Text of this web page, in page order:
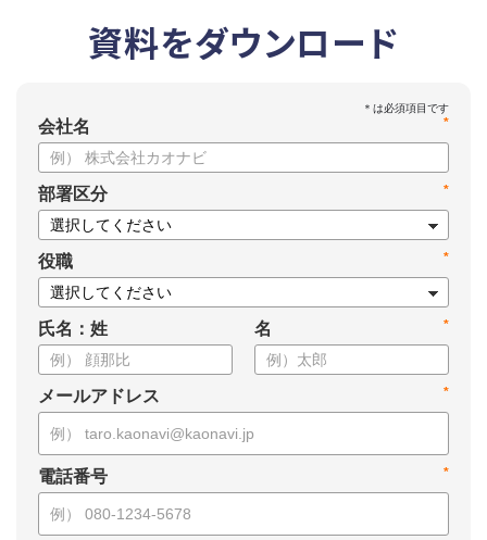
資料をダウンロード
*
会社名
*
部署区分
*
役職
氏名：姓 *
名
*
メールアドレス
*
電話番号